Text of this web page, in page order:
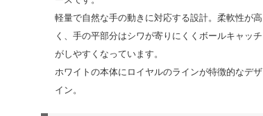
軽量で自然な手の動きに対応する設計。柔軟性が高
く、手の平部分はシワが寄りにくくボールキャッチ
がしやすくなっています。
ホワイトの本体にロイヤルのラインが特徴的なデザ
イン。